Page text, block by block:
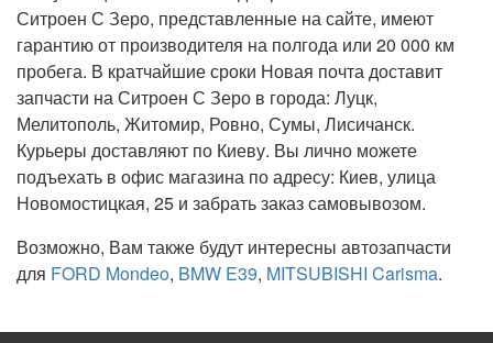
Ситроен С Зеро, представленные на сайте, имеют
гарантию от производителя на полгода или 20 000 км
пробега. В кратчайшие сроки Новая почта доставит
запчасти на Ситроен С Зеро в города: Луцк,
Мелитополь, Житомир, Ровно, Сумы, Лисичанск.
Курьеры доставляют по Киеву. Вы лично можете
подъехать в офис магазина по адресу: Киев, улица
Новомостицкая, 25 и забрать заказ самовывозом.
Возможно, Вам также будут интересны автозапчасти
для FORD Mondeo, BMW E39, MITSUBISHI Carisma.